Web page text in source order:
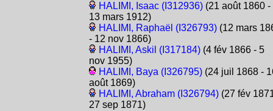
HALIMI, Isaac (I312936)(21 août 1860 -
13 mars 1912)
HALIMI, Raphaël (I326793)(12 mars
- 12 nov 1866)
HALIMI, Askil (I317184)(4 fév 1866 - 5
nov 1955)
HALIMI, Baya (I326795)(24 juil 1868 -
août 1869)
HALIMI, Abraham (I326794)(27 fév
27 sep 1871)